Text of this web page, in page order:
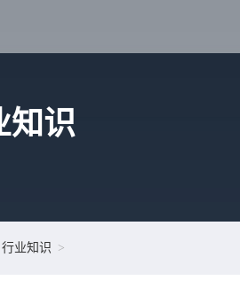
知识
行业知识